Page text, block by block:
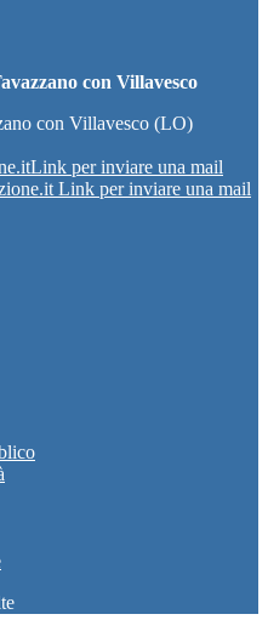
con Villavesco
con Villavesco (LO)
Link per inviare una mail
Link per inviare una mail